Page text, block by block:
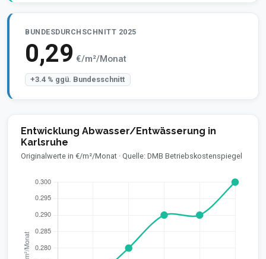
BUNDESDURCHSCHNITT 2025
0,29 €/m²/Monat
+3.4 % ggü. Bundesschnitt
Entwicklung Abwasser/Entwässerung in
Karlsruhe
Originalwerte in €/m²/Monat · Quelle: DMB Betriebskostenspiegel